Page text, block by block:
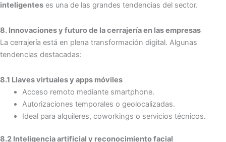
inteligentes es una de las grandes tendencias del sector.
8. Innovaciones y futuro de la cerrajería en las empresas
La cerrajería está en plena transformación digital. Algunas
tendencias destacadas:
8.1 Llaves virtuales y apps móviles
Acceso remoto mediante smartphone.
Autorizaciones temporales o geolocalizadas.
Ideal para alquileres, coworkings o servicios técnicos.
8.2 Inteligencia artificial y reconocimiento facial